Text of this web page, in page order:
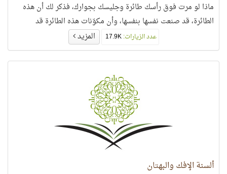
ماذا لو مرت فوق رأسك طائرة وجليسك بجوارك، فذكر لك أن هذه
الطائرة، قد صنعت نفسها بنفسها، وأن مكوّنات هذه الطائرة قد
عدد الزيارات:17.9K المزيد
ألسنة الإفك والبهتان